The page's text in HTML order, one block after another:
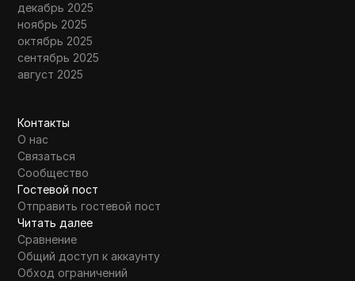
декабрь 2025
ноябрь 2025
октябрь 2025
сентябрь 2025
август 2025
Контакты
О нас
Связаться
Сообщество
Гостевой пост
Отправить гостевой пост
Читать далее
Сравнение
Общий доступ к аккаунту
Обход ограничений